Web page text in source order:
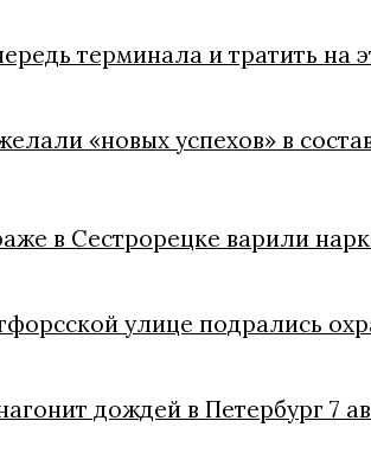
терминала и тратить на
«новых успехов» в
в Сестрорецке варили
улице подрались
дождей в Петербург 7